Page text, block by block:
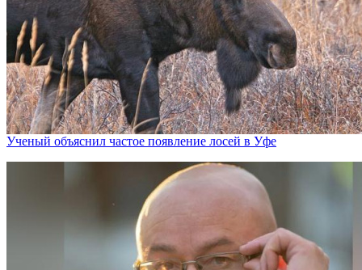
Ученый объяснил частое появление лосей в Уфе